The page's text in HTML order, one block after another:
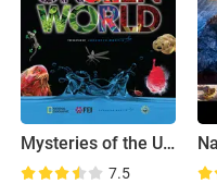
Mysteries of the Unseen World
7.5